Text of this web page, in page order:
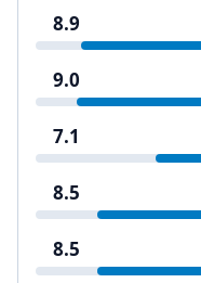
8.9
9.0
7.1
8.5
8.5